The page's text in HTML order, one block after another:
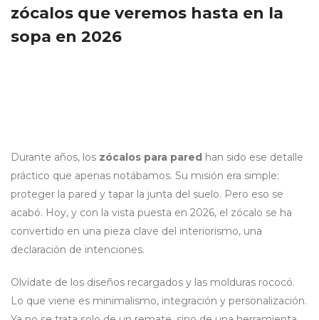
zócalos que veremos hasta en la
sopa en 2026
Durante años, los zócalos para pared han sido ese detalle
práctico que apenas notábamos. Su misión era simple:
proteger la pared y tapar la junta del suelo. Pero eso se
acabó. Hoy, y con la vista puesta en 2026, el zócalo se ha
convertido en una pieza clave del interiorismo, una
declaración de intenciones.
Olvídate de los diseños recargados y las molduras rococó.
Lo que viene es minimalismo, integración y personalización.